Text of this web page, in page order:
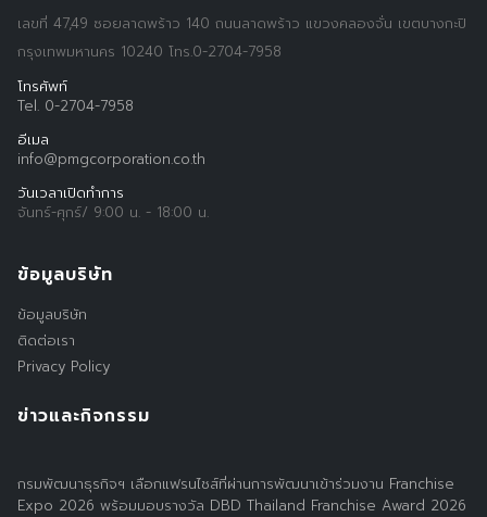
เลขที่ 47,49 ซอยลาดพร้าว 140 ถนนลาดพร้าว แขวงคลองจั่น เขตบางกะปิ
กรุงเทพมหานคร 10240 โทร.0-2704-7958
โทรศัพท์
Tel. 0-2704-7958
อีเมล
info@pmgcorporation.co.th
วันเวลาเปิดทำการ
จันทร์-ศุกร์/ 9:00 น. - 18:00 น.
ข้อมูลบริษัท
ข้อมูลบริษัท
ติดต่อเรา
Privacy Policy
ข่าวและกิจกรรม
กรมพัฒนาธุรกิจฯ เลือกแฟรนไชส์ที่ผ่านการพัฒนาเข้าร่วมงาน Franchise
Expo 2026 พร้อมมอบรางวัล DBD Thailand Franchise Award 2026